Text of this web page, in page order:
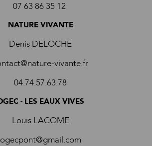
07 63 86 35 12
NATURE VIVANTE
Denis DELOCHE
vivante.fr
04.74.57.63.78
- LES EAUX VIVES
Louis LACOME
ogecpont@gmail.com